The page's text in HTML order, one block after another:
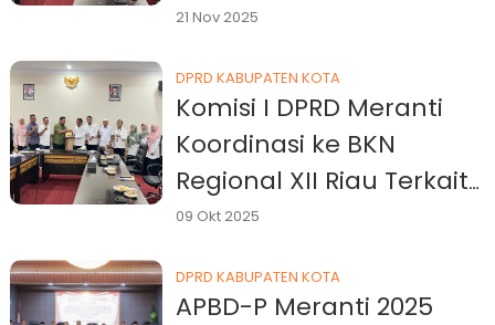
XII Riau Bahas Regulasi
PPPK
21 Nov 2025
DPRD KABUPATEN KOTA
Komisi I DPRD Meranti
Koordinasi ke BKN
Regional XII Riau Terkait
Regulasi Honorer dan
09 Okt 2025
DPRD KABUPATEN KOTA
APBD-P Meranti 2025